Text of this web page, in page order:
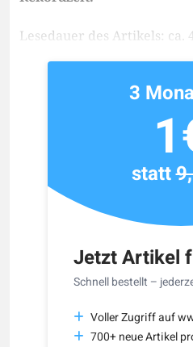
Lesedauer des Artikels: ca.
Jetzt Artikel
Schnell bestellt –
Voller Zugriff auf
700+ neue Artikel
3
statt